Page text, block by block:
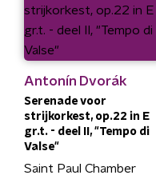
Antonín Dvorák
Serenade voor
strijkorkest, op.22 in E
gr.t. - deel II, "Tempo di
Valse"
Saint Paul Chamber